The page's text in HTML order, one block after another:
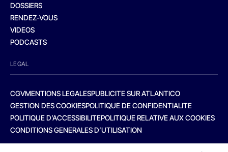
DOSSIERS
RENDEZ-VOUS
VIDEOS
PODCASTS
LEGAL
CGVMENTIONS LEGALESPUBLICITE SUR ATLANTICO
GESTION DES COOKIESPOLITIQUE DE CONFIDENTIALITE
POLITIQUE D’ACCESSIBILITEPOLITIQUE RELATIVE AUX COOKIES
CONDITIONS GENERALES D’UTILISATION